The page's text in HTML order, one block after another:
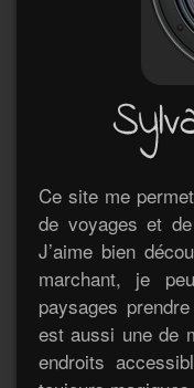
Ce site me
de voyages et de
J’aime bien
marchant, je
paysages
est aussi une de
endroits